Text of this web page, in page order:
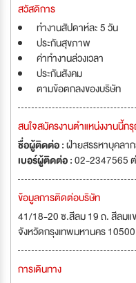
สวัสดิการ
ทำงานสัปดาห์ละ 5 วัน
ประกันสุขภาพ
ค่าทำงานล่วงเวลา
ประกันสังคม
ตามข้อตกลงของบริษัท
สนใจสมัครงานตำแหน่งงานนี้
ชื่อผู้ติดต่อ :ฝ่ายสรรหาบุคลา
เบอร์ผู้ติดต่อ :02-2347565
ข้อมูลการติดต่อบริษัท
41/18-20 ซ.สีลม 19 ถ. สีลมแข
จังหวัดกรุงเทพมหานคร 10500
การเดินทาง